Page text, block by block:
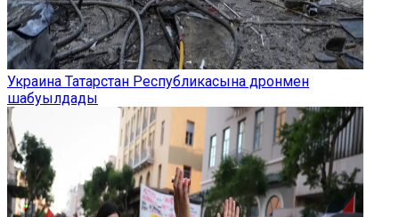
Украина Татарстан Республикасына дронмен
шабуылдады